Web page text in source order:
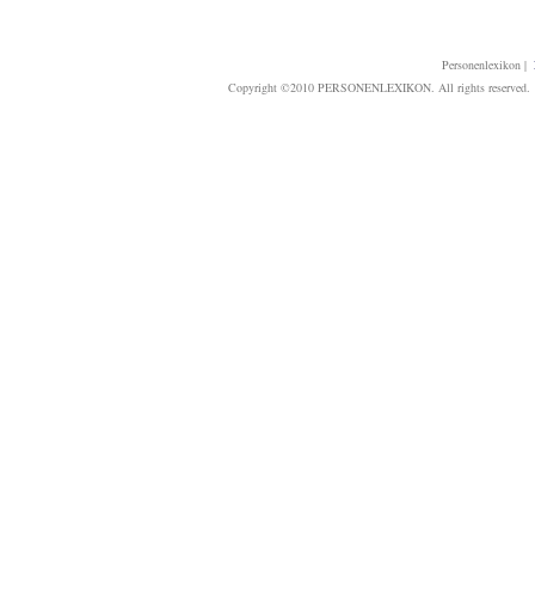
Personenlexikon|
Copyright ©2010 PERSONENLEXIKON. All rights